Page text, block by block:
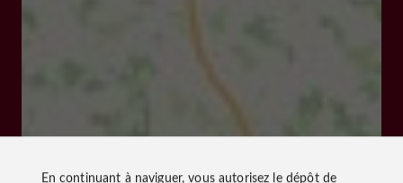
En continuant à naviguer, vous autorisez le dépôt de